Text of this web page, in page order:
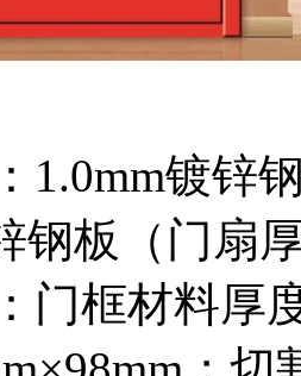
镀锌
钢板（门扇
门框材料厚